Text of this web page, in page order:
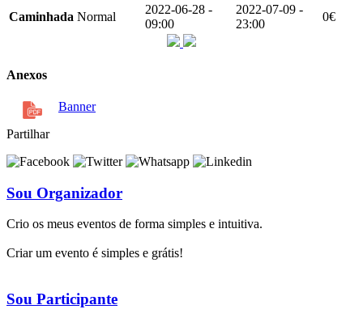
Caminhada Normal
2022-06-28 -
09:00
2022-07-09 -
23:00
0€
Anexos
Banner
Partilhar
Sou Organizador
Crio os meus eventos de forma simples e intuitiva.
Criar um evento é simples e grátis!
Sou Participante